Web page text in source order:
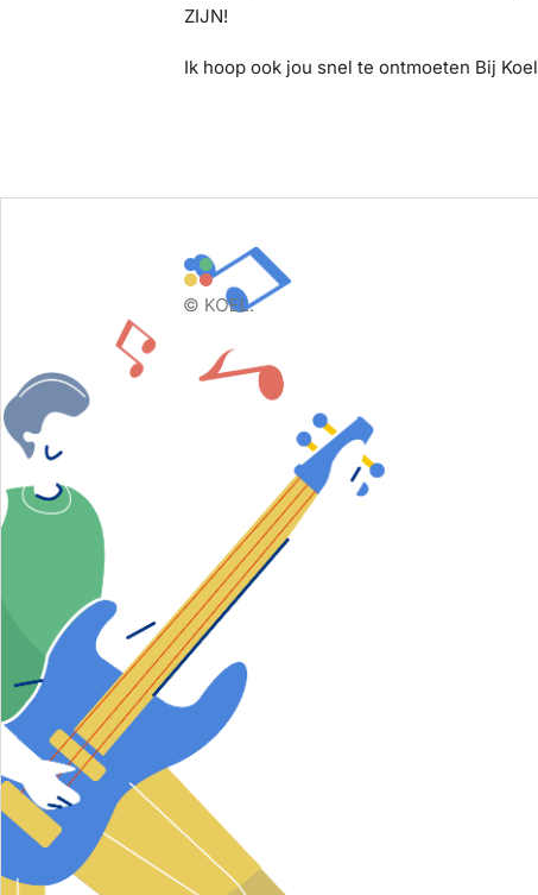
ZIJN!
Ik hoop ook jou snel te ontmoeten Bij Koel